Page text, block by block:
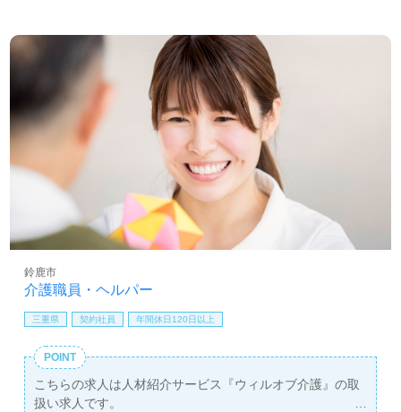
介護職員・ヘルパー
鈴鹿市
三重県 契約社員 年間休日120日以上
POINT
こちらの求人は人材紹介サービス『ウィルオブ介護』の取
扱い求人です。